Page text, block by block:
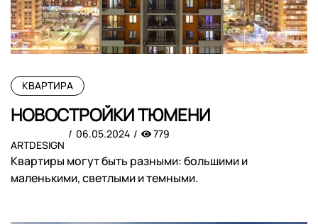
КВАРТИРА
НОВОСТРОЙКИ ТЮМЕНИ
ARTDESIGN
06.05.2024 779
Квартиры могут быть разными: большими и
маленькими, светлыми и темными.